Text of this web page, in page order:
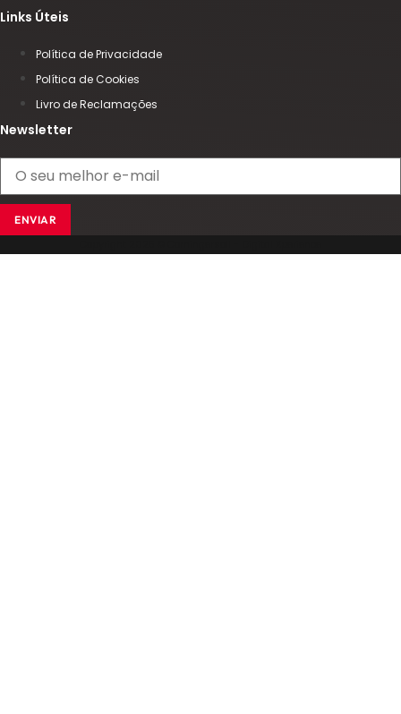
Links Úteis
Política de Privacidade
Política de Cookies
Livro de Reclamações
Newsletter
ENVIAR